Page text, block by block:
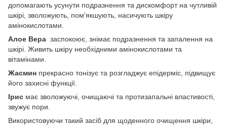
допомагають усунути подразнення та дискомфорт на чутливій
шкірі, зволожують, пом'якшують, насичують шкіру
амінокислотами.
Алое Вера заспокоює, знімає подразнення та запалення на
шкірі. Живить шкіру необхідними амінокислотами та
вітамінами.
Жасмин прекрасно тонізує та розгладжує епідерміс, підвищує
його захисні функції.
Ірис має зволожуючі, очищаючі та протизапальні властивості,
звужує пори.
Використовуючи такий засіб для щоденного очищення шкіри,